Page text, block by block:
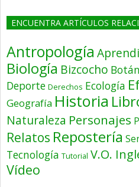
ENCUENTRA ARTÍCULOS
Antropología
Biología Bizcocho
Deporte Derechos Ecología
Geografía Historia
Naturaleza Personajes
Relatos Repostería
Tecnología Tutorial V.O.
Vídeo